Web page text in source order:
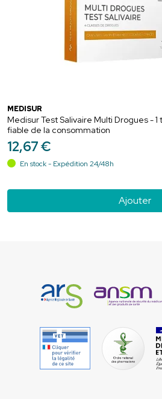
MEDISUR
Medisur Test Salivaire Multi Drogues -
fiable de la consommation
12,67€
En stock - Expédition 24/48h
Ajouter